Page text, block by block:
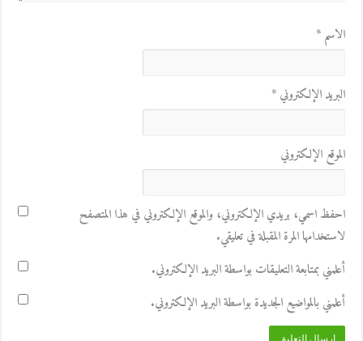
الاسم*
البريد الإلكتروني*
الموقع الإلكتروني
احفظ اسمي، بريدي الإلكتروني، والموقع الإلكتروني في هذا المتصفح
لاستخدامها المرة المقبلة في تعليقي.
أعلمني بمتابعة التعليقات بواسطة البريد الإلكتروني.
أعلمني بالمواضيع الجديدة بواسطة البريد الإلكتروني.